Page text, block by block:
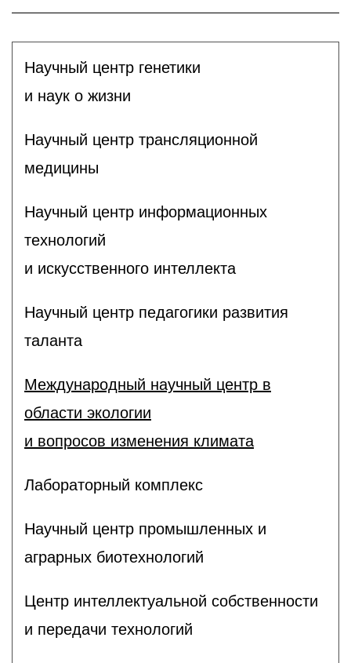
Научный центр генетики
и наук о жизни
Научный центр трансляционной
медицины
Научный центр информационных
технологий
и искусственного интеллекта
Научный центр педагогики развития
таланта
Международный научный центр в
области экологии
и вопросов изменения климата
Лабораторный комплекс
Научный центр промышленных и
аграрных биотехнологий
Центр интеллектуальной собственности
и передачи технологий